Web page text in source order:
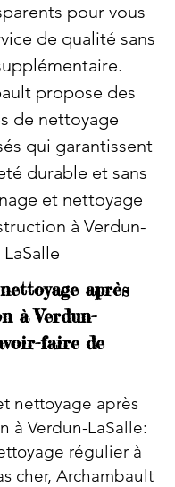
pour vous
de qualité sans
propose des
de nettoyage
qui garantissent
durable et sans
et nettoyage
à Verdun-
LaSalle
après
à Verdun-
faire de
nettoyage après
à Verdun-LaSalle:
régulier à
cher, Archambault